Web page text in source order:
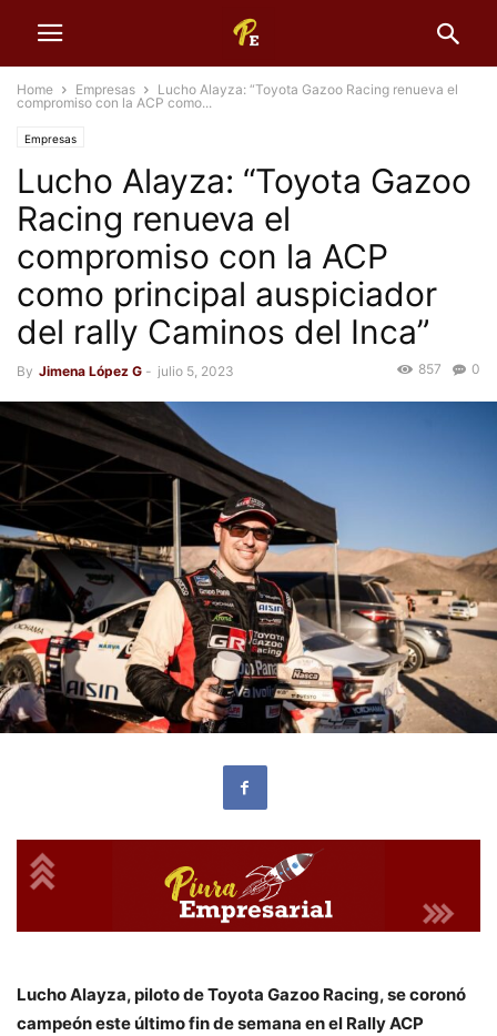
Home Empresas
Lucho Alayza: “Toyota Gazoo Racing renueva el
compromiso con la ACP como...
Empresas
Lucho Alayza: “Toyota Gazoo
Racing renueva el
compromiso con la ACP
como principal auspiciador
del rally Caminos del Inca”
By Jimena López G - julio 5, 2023 0
857
Lucho Alayza, piloto de Toyota Gazoo Racing, se coronó
campeón este último fin de semana en el Rally ACP